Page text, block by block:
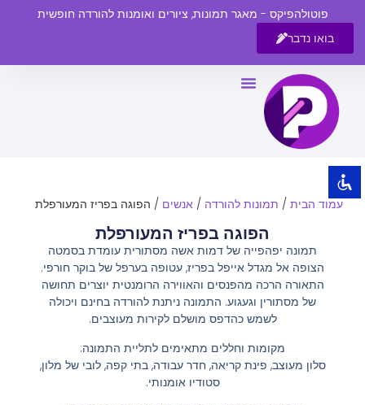
visibility_off השבת את ההבזקים
title סמן כותרות
צבע רקע
zoom_out
zoom_in זום (הגדלה)
הקטנת גופן
הגדלת גופן
גופן קריא
ניגודיות בהירה
ניגודיות כהה
הוסף קו תחתון לקישורים
פוטולהפיקס - מאגר תמונות, ציורים ואומנות להורדה חופשית
בואו נדבר
עמוד הבית/ תמונות להורדה / אנשים / הפוגה בפריז המעורפלת
הפוגה בפריז המעורפלת
תמונה יפהפייה של דמות אשה מסתורית עומדת בסמטה
הצופה אל מגדל אייפל בפריז, עטופה בערפל של בוקר חורפי.
התאורה הרכה מהפנסים והאווירה הרומנטית יוצרים תחושה
של מסתורין וגעגוע. התמונה ניתנת להורדה בחינם ויכולה
לשמש כהדפס מושלם לקירות מעוצבים.
מקומות וחללים מתאימים לתליית התמונה:
סלון מעוצב, פינת קריאה, חדר עבודה, בתי קפה, לובי של מלון,
סטודיו אומנותי.